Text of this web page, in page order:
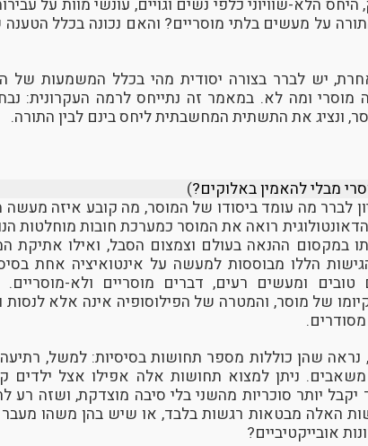
הלא-שוויוני כלפי נשים וגויים, עונשי מוות על
על מעשים בלתי מוסריים? והאם נכונה בכלל
יש לברר בצורה יסודית מהי בכלל המשמעות של
מוסרי ומה לא. במאמר זה נתייחס לרמה העקרונית:
ונציג את התשתית המחשבתית ליחס בינם לבין התורה.
מבלי להאמין באלוקים?)
לברר מה עומד ביסודו של המוסר, מה קובע איזה מעשה
רואה את המוסר כמערכת חובות מוחלטות
במקסום ההנאה בעולם וצמצום הסבל, ואילו אתיקת
הללו מבוססות למעשה על אינטואיציה אחת
ומעשים רעים, דברים מוסריים ולא-מוסריים.
של מוסר, והמטרה של הפילוסופיה אינה אלא לנסות
נראה שהן כוללות מספר תחושות בסיסיות: למשל,
ניתן למצוא תחושות אלה אפילו אצל ילדים
יותר סוכריות מהשני בלי סיבה מוצדקת, ושזה רע
האלה מבטאות רגשות בלבד, או שיש בהן משהו מעבר
אובייקטיביים?